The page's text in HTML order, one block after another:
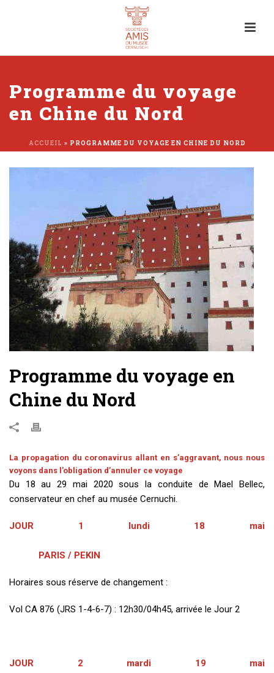
Programme du voyage
en Chine du Nord
ACCUEIL » PROGRAMME DU VOYAGE EN CHINE DU NORD
Programme du voyage en
Chine du Nord
La propagation du coronavirus allant en s’aggravant, nous nous
voyons dans l’obligation d’annuler ce voyage
Du 18 au 29 mai 2020 sous la conduite de Mael Bellec,
conservateur en chef au musée Cernuchi.
JOUR 1 lundi 18 mai
PARIS / PEKIN
Horaires sous réserve de changement :
Vol CA 876 (JRS 1-4-6-7) : 12h30/04h45, arrivée le Jour 2
JOUR 2 mardi 19 mai